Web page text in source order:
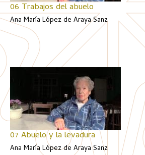
06 Trabajos del abuelo
Ana María López de Araya Sanz
07 Abuelo y la levadura
Ana María López de Araya Sanz